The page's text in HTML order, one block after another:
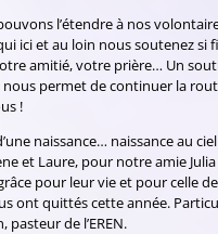
l’étendre à nos
ici et au loin nous soutenez si
amitié, votre prière… Un
permet de continuer la
!
naissance… naissance au
et Laure, pour notre amie Julia
pour leur vie et pour celle
ont quittés cette année.
pasteur de l’EREN.